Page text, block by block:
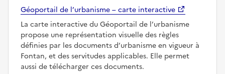
Géoportail de l’urbanisme – carte interactive
La carte interactive du Géoportail de l’urbanisme
propose une représentation visuelle des règles
définies par les documents d’urbanisme en vigueur à
Fontan, et des servitudes applicables. Elle permet
aussi de télécharger ces documents.